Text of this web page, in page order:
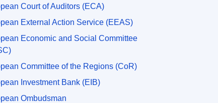
Court of Auditors (ECA)
External Action Service (EEAS)
Economic and Social Committee
Committee of the Regions (CoR)
Investment Bank (EIB)
Ombudsman